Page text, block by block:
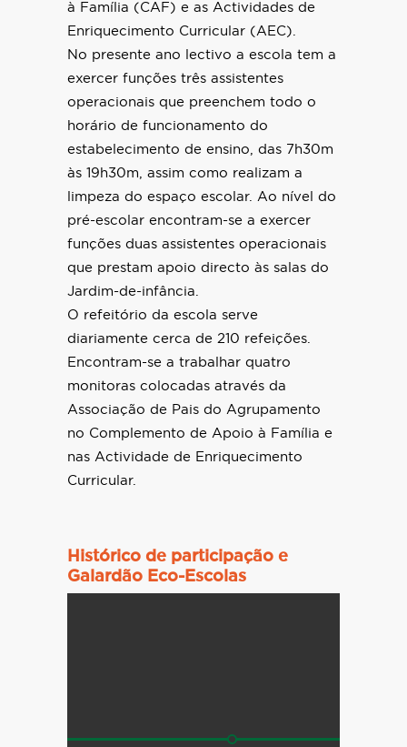
à Família (CAF) e as Actividades de
Enriquecimento Curricular (AEC).
No presente ano lectivo a escola tem a
exercer funções três assistentes
operacionais que preenchem todo o
horário de funcionamento do
estabelecimento de ensino, das 7h30m
às 19h30m, assim como realizam a
limpeza do espaço escolar. Ao nível do
pré-escolar encontram-se a exercer
funções duas assistentes operacionais
que prestam apoio directo às salas do
Jardim-de-infância.
O refeitório da escola serve
diariamente cerca de 210 refeições.
Encontram-se a trabalhar quatro
monitoras colocadas através da
Associação de Pais do Agrupamento
no Complemento de Apoio à Família e
nas Actividade de Enriquecimento
Curricular.
Histórico de participação e
Galardão Eco-Escolas